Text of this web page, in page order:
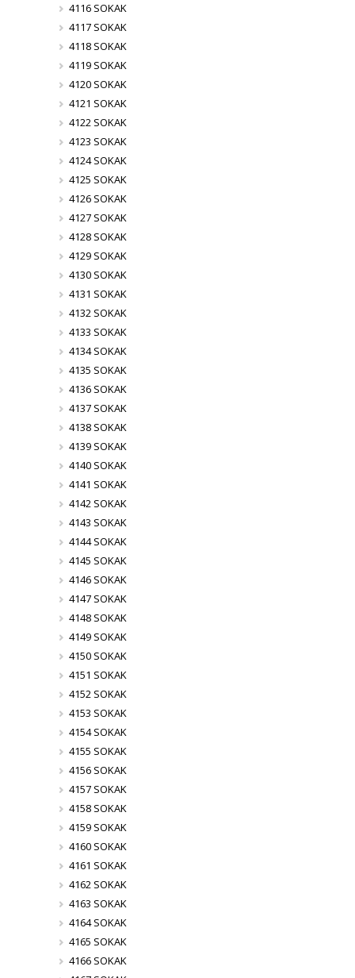
4116 SOKAK
4117 SOKAK
4118 SOKAK
4119 SOKAK
4120 SOKAK
4121 SOKAK
4122 SOKAK
4123 SOKAK
4124 SOKAK
4125 SOKAK
4126 SOKAK
4127 SOKAK
4128 SOKAK
4129 SOKAK
4130 SOKAK
4131 SOKAK
4132 SOKAK
4133 SOKAK
4134 SOKAK
4135 SOKAK
4136 SOKAK
4137 SOKAK
4138 SOKAK
4139 SOKAK
4140 SOKAK
4141 SOKAK
4142 SOKAK
4143 SOKAK
4144 SOKAK
4145 SOKAK
4146 SOKAK
4147 SOKAK
4148 SOKAK
4149 SOKAK
4150 SOKAK
4151 SOKAK
4152 SOKAK
4153 SOKAK
4154 SOKAK
4155 SOKAK
4156 SOKAK
4157 SOKAK
4158 SOKAK
4159 SOKAK
4160 SOKAK
4161 SOKAK
4162 SOKAK
4163 SOKAK
4164 SOKAK
4165 SOKAK
4166 SOKAK